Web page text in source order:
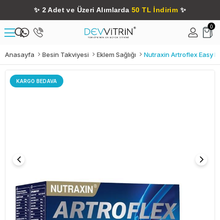
✨ 2 Adet ve Üzeri Alımlarda 50 TL İndirim ✨
0
Anasayfa Besin Takviyesi Eklem Sağlığı Nutraxin Artroflex Easy
KARGO BEDAVA